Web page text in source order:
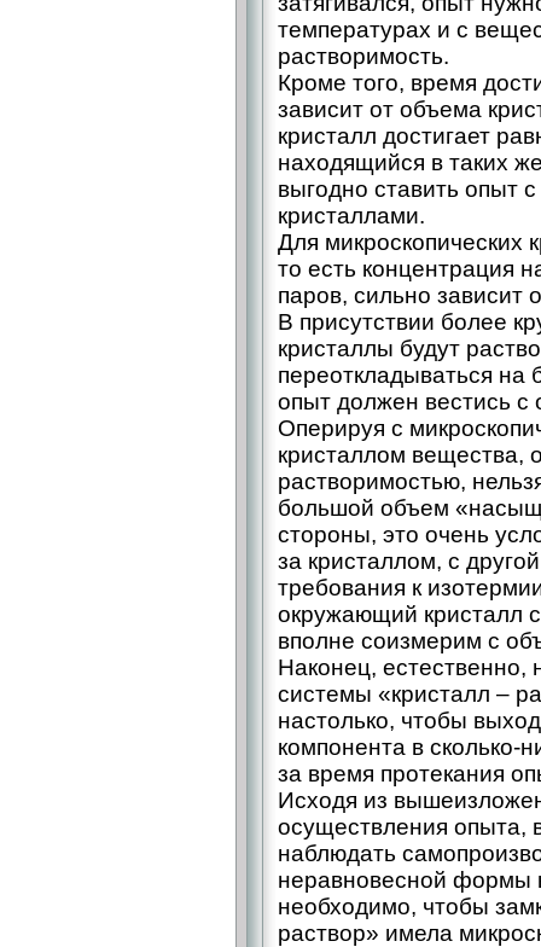
температурах и с
растворимость.
Кроме того, время
зависит от объема
кристалл достигает
находящийся в таких
выгодно ставить опыт
кристаллами.
Для микроскопических
то есть концентрация
паров, сильно зависит
В присутствии более
кристаллы будут
переоткладываться на
опыт должен вестись
Оперируя с
кристаллом вещества,
растворимостью,
большой объем
стороны, это очень
за кристаллом, с
требования к
окружающий кристалл
вполне соизмерим с
Наконец, естественно,
системы «кристалл –
настолько, чтобы
компонента в ­сколько-­
за время протекания
Исходя из
осуществления опыта,
наблюдать
неравновесной формы
необходимо, чтобы
раствор» имела